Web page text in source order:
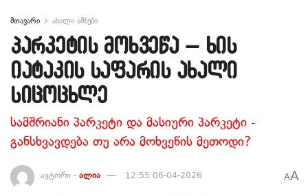
მთავარი ახალი ამბები
პარკეტის მოხვეწა – ხის
იატაკის საფარის ახალი
სიცოცხლე
სამშრიანი პარკეტი და მასიური პარკეტი -
განსხვავდება თუ არა მოხვეწის მეთოდი?
ავტორი - ალია 12:55 06-04-2026 AA